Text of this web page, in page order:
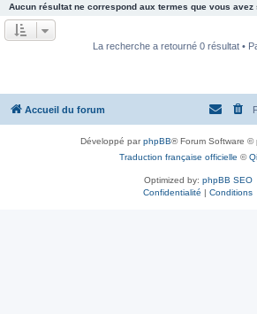
Aucun résultat ne correspond aux termes que vous avez
La recherche a retourné 0 résultat •
Accueil du forum
Développé parphpBB® Forum Software ©
Traduction française officielle ©
Optimized by: phpBB SEO
Confidentialité | Conditions